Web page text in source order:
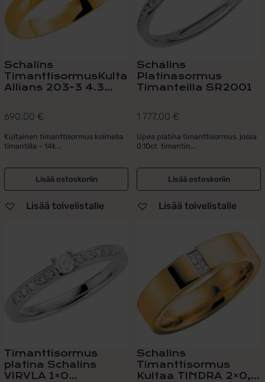
Schalins
TimanttisormusKultaa
Allians 203-3 4.3...
690,00 €
Kultainen timanttisormus kolmella
timantilla – 14k...
Lisää ostoskoriin
Lisää toivelistalle
Schalins
Platinasormus
Timanteilla SR2001
1 777,00 €
Upea platina timanttisormus, jossa
0,10ct timantin...
Lisää ostoskoriin
Lisää toivelistalle
Timanttisormus
platina Schalins
VIRVLA 1×0...
Schalins
Timanttisormus
Kultaa TINDRA 2×0,...